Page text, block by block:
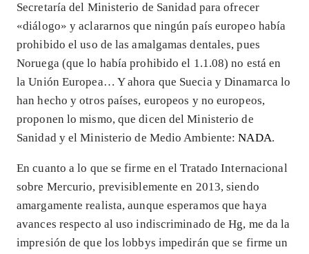
Secretaría del Ministerio de Sanidad para ofrecer
«diálogo» y aclararnos que ningún país europeo había
prohibido el uso de las amalgamas dentales, pues
Noruega (que lo había prohibido el 1.1.08) no está en
la Unión Europea… Y ahora que Suecia y Dinamarca lo
han hecho y otros países, europeos y no europeos,
proponen lo mismo, que dicen del Ministerio de
Sanidad y el Ministerio de Medio Ambiente:NADA.
En cuanto a lo que se firme en el Tratado Internacional
sobre Mercurio, previsiblemente en 2013, siendo
amargamente realista, aunque esperamos que haya
avances respecto al uso indiscriminado de Hg, me da la
impresión de que los lobbys impedirán que se firme un